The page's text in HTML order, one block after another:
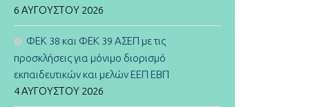
6 ΑΥΓΟΎΣΤΟΥ 2026
ΦΕΚ 38 και ΦΕΚ 39 ΑΣΕΠ με τις
προσκλήσεις για μόνιμο διορισμό
εκπαιδευτικών και μελών ΕΕΠ ΕΒΠ
4 ΑΥΓΟΎΣΤΟΥ 2026